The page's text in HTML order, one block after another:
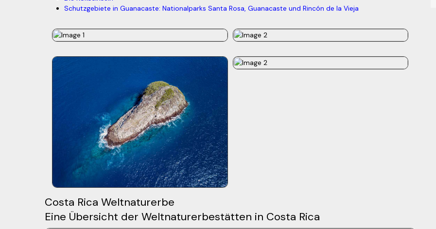
Schutzgebiete in Guanacaste: Nationalparks Santa Rosa, Guanacaste und Rincón de la Vieja
Costa Rica Weltnaturerbe
Eine Übersicht der Weltnaturerbestätten in Costa Rica